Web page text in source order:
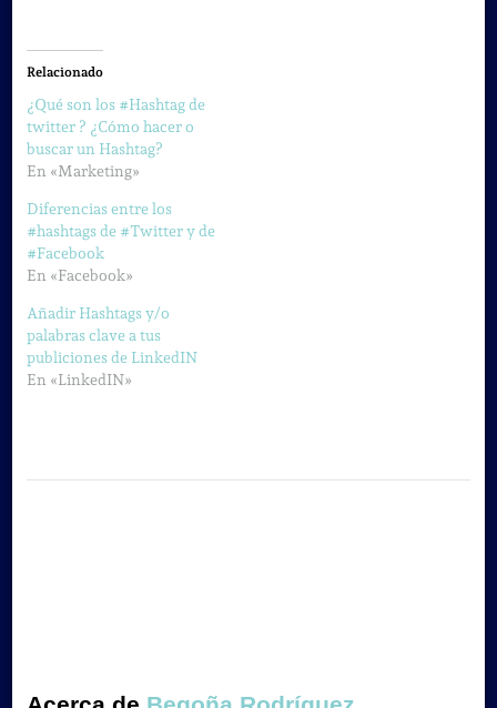
Relacionado
¿Qué son los #Hashtag de
twitter ? ¿Cómo hacer o
buscar un Hashtag?
En «Marketing»
Diferencias entre los
#hashtags de #Twitter y de
#Facebook
En «Facebook»
Añadir Hashtags y/o
palabras clave a tus
publiciones de LinkedIN
En «LinkedIN»